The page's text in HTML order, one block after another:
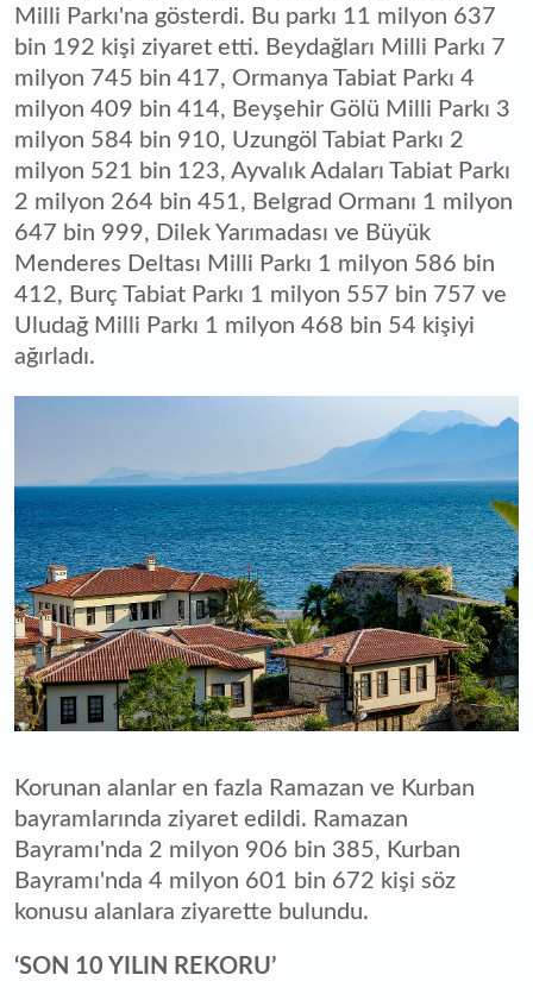
Milli Parkı'na gösterdi. Bu parkı 11 milyon 637
bin 192 kişi ziyaret etti. Beydağları Milli Parkı 7
milyon 745 bin 417, Ormanya Tabiat Parkı 4
milyon 409 bin 414, Beyşehir Gölü Milli Parkı 3
milyon 584 bin 910, Uzungöl Tabiat Parkı 2
milyon 521 bin 123, Ayvalık Adaları Tabiat Parkı
2 milyon 264 bin 451, Belgrad Ormanı 1 milyon
647 bin 999, Dilek Yarımadası ve Büyük
Menderes Deltası Milli Parkı 1 milyon 586 bin
412, Burç Tabiat Parkı 1 milyon 557 bin 757 ve
Uludağ Milli Parkı 1 milyon 468 bin 54 kişiyi
ağırladı.
Korunan alanlar en fazla Ramazan ve Kurban
bayramlarında ziyaret edildi. Ramazan
Bayramı'nda 2 milyon 906 bin 385, Kurban
Bayramı'nda 4 milyon 601 bin 672 kişi söz
konusu alanlara ziyarette bulundu.
‘SON 10 YILIN REKORU’